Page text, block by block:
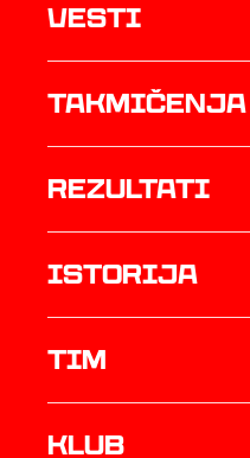
Vesti
Takmičenja
rezultati
istorija
TIM
Klub